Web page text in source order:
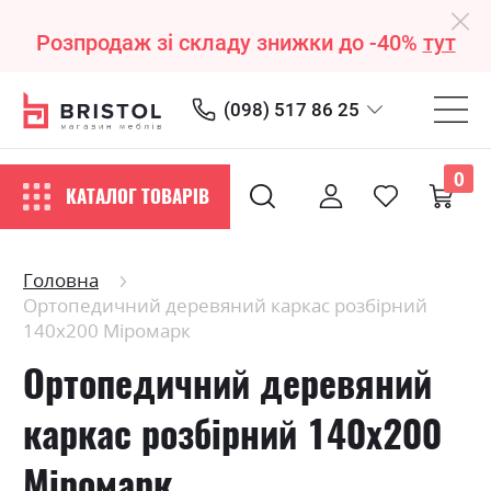
Розпродаж зі складу знижки до -40% тут
(098) 517 86 25
КАТАЛОГ ТОВАРІВ
0
Головна
Ортопедичний деревяний каркас розбірний
140х200 Міромарк
Ортопедичний деревяний
каркас розбірний 140х200